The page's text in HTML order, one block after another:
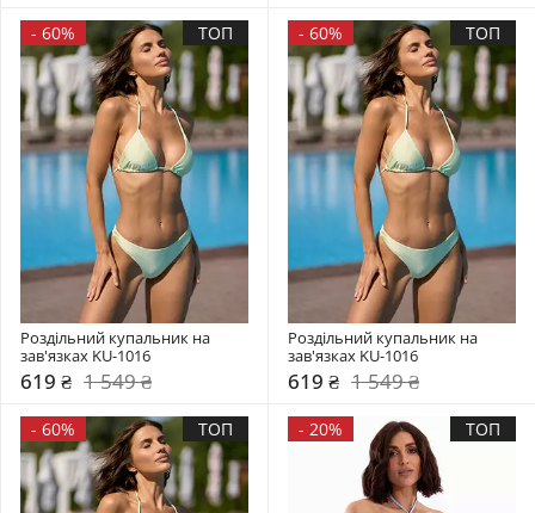
- 60% ТОП
Роздільний купальник на
зав'язках KU-1016
619 ₴ 1 549 ₴
- 60% ТОП
Роздільний купальник на
зав'язках KU-1016
619 ₴ 1 549 ₴
- 60% ТОП - 20% ТОП